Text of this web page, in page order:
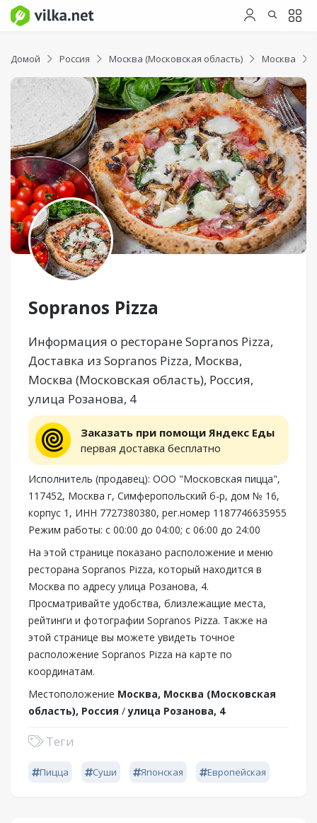
Домой Россия Москва (Московская область) Москва
Sopranos Pizza
Информация о ресторане Sopranos Pizza,
Доставка из Sopranos Pizza, Москва,
Москва (Московская область), Россия,
улица Розанова, 4
Заказать при помощи Яндекс Еды
первая доставка бесплатно
Исполнитель (продавец): ООО "Московская пицца",
117452, Москва г, Симферопольский б-р, дом № 16,
корпус 1, ИНН 7727380380, рег.номер 1187746635955
Режим работы: с 00:00 до 04:00; с 06:00 до 24:00
На этой странице показано расположение и меню
ресторана Sopranos Pizza, который находится в
Москва по адресу улица Розанова, 4.
Просматривайте удобства, близлежащие места,
рейтинги и фотографии Sopranos Pizza. Также на
этой странице вы можете увидеть точное
расположение Sopranos Pizza на карте по
координатам.
Местоположение Москва, Москва (Московская
область), Россия /улица Розанова, 4
Теги
Пицца Суши Японская Европейская